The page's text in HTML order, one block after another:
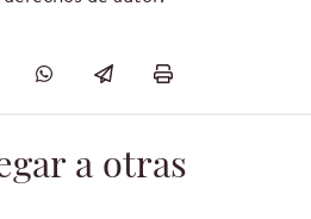
a otras